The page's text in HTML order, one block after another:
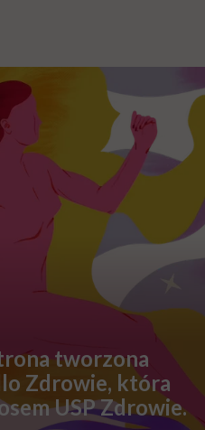
tworzona
Zdrowie, która
USP Zdrowie.